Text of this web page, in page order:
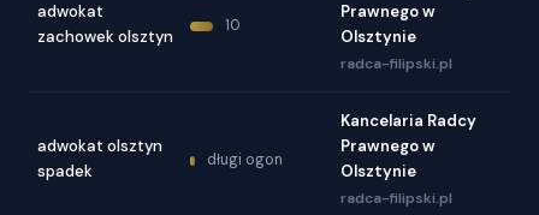
adwokat
zachowek olsztyn
10
Prawnego w
Olsztynie
radca-filipski.pl
adwokat olsztyn
spadek
długi ogon
Kancelaria Radcy
Prawnego w
Olsztynie
radca-filipski.pl